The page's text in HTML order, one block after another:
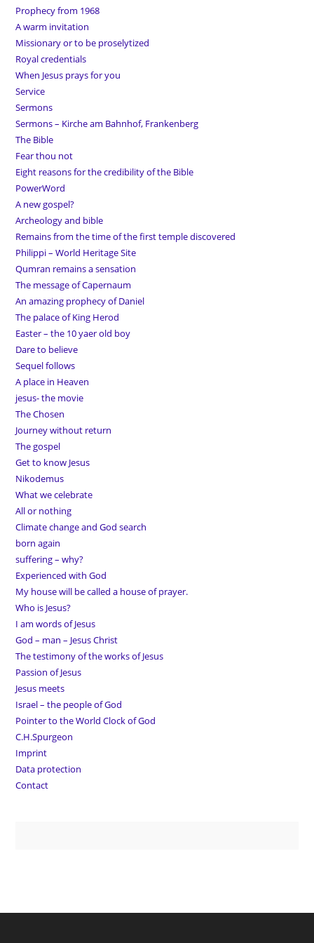
Prophecy from 1968
A warm invitation
Missionary or to be proselytized
Royal credentials
When Jesus prays for you
Service
Sermons
Sermons – Kirche am Bahnhof, Frankenberg
The Bible
Fear thou not
Eight reasons for the credibility of the Bible
PowerWord
A new gospel?
Archeology and bible
Remains from the time of the first temple discovered
Philippi – World Heritage Site
Qumran remains a sensation
The message of Capernaum
An amazing prophecy of Daniel
The palace of King Herod
Easter – the 10 yaer old boy
Dare to believe
Sequel follows
A place in Heaven
jesus- the movie
The Chosen
Journey without return
The gospel
Get to know Jesus
Nikodemus
What we celebrate
All or nothing
Climate change and God search
born again
suffering – why?
Experienced with God
My house will be called a house of prayer.
Who is Jesus?
I am words of Jesus
God – man – Jesus Christ
The testimony of the works of Jesus
Passion of Jesus
Jesus meets
Israel – the people of God
Pointer to the World Clock of God
C.H.Spurgeon
Imprint
Data protection
Contact